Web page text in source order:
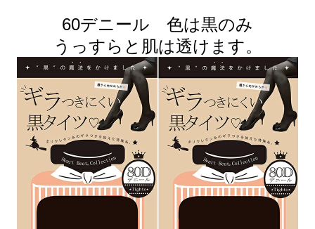
60デニール 色は黒のみ
うっすらと肌は透けます。